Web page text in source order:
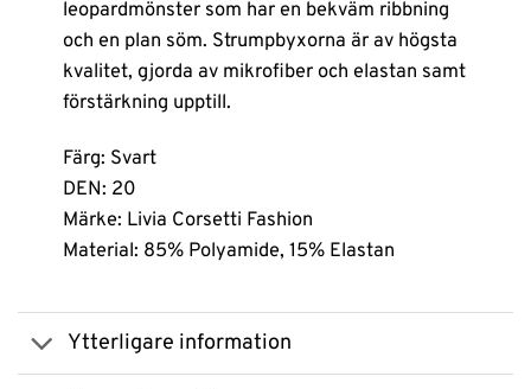
leopardmönster som har en bekväm ribbning
och en plan söm. Strumpbyxorna är av högsta
kvalitet, gjorda av mikrofiber och elastan samt
förstärkning upptill.
Färg: Svart
DEN: 20
Märke: Livia Corsetti Fashion
Material: 85% Polyamide, 15% Elastan
Ytterligare information